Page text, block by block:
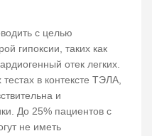
с целью
гипоксии, таких как
отек легких.
в контексте ТЭЛА,
и
До 25% пациентов с
не иметь